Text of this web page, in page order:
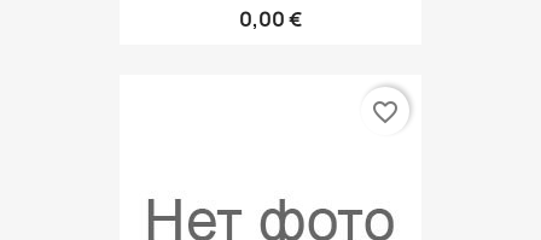
0,00 €
favorite_border